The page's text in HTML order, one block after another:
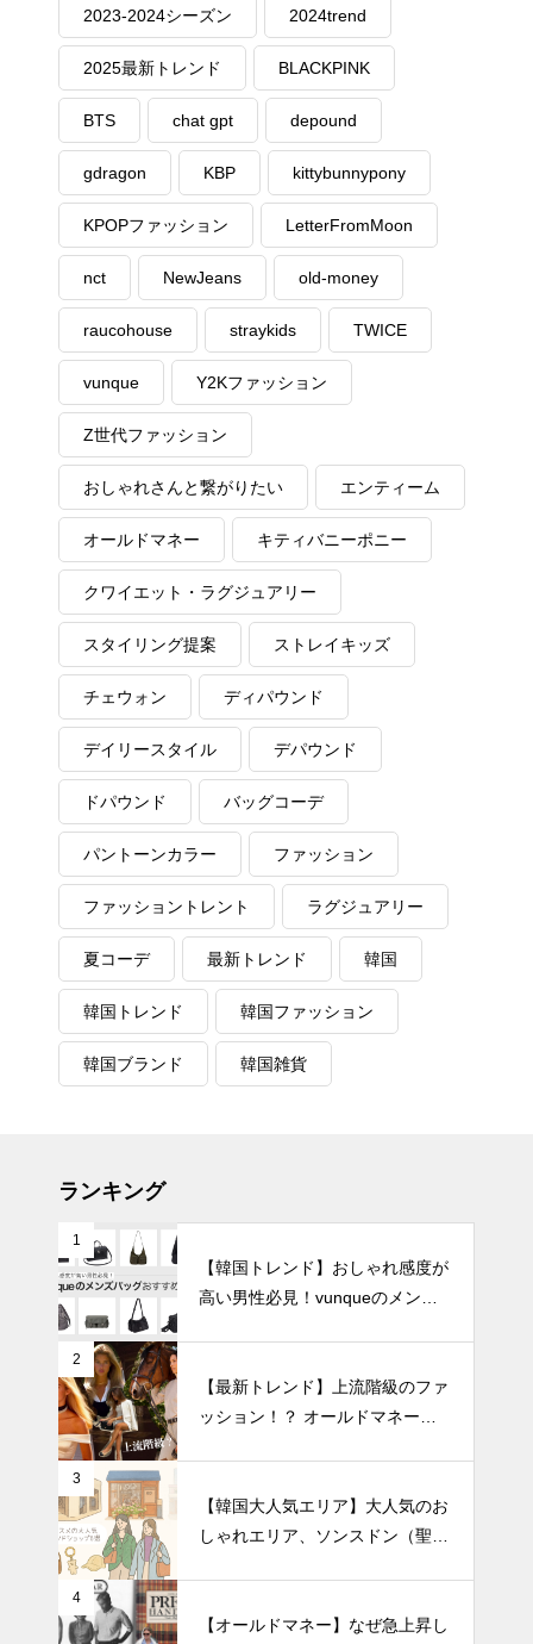
2023-2024シーズン 2024trend
2025最新トレンド BLACKPINK
BTS chat gpt depound
gdragon KBP kittybunnypony
KPOPファッション LetterFromMoon
nct NewJeans old-money
raucohouse straykids TWICE
vunque Y2Kファッション
Z世代ファッション
おしゃれさんと繋がりたい エンティーム
オールドマネー キティバニーポニー
クワイエット・ラグジュアリー
スタイリング提案 ストレイキッズ
チェウォン ディパウンド
デイリースタイル デパウンド
ドパウンド バッグコーデ
パントーンカラー ファッション
ファッショントレント ラグジュアリー
夏コーデ 最新トレンド 韓国
韓国トレンド 韓国ファッション
韓国ブランド 韓国雑貨
ランキング
1
【韓国トレンド】おしゃれ感度が
高い男性必見！vunqueのメンズ
2
【最新トレンド】上流階級のファ
ッション！？ オールドマネール
3
【韓国大人気エリア】大人気のお
しゃれエリア、ソンスドン（聖水
4
【オールドマネー】なぜ急上昇し